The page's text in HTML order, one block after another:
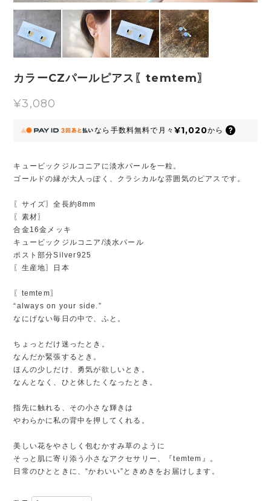
カラーCZパールピアス〖temtem〗
¥3,080
なら 手数料無料で 月々 ¥1,020から
キュービックジルコニアに淡水パールを一粒。
ゴールドの縁が大人っぽく、クラシカルな雰囲気のピアスです。
〖サイズ〗全長約8mm
〖素材〗
合金16金メッキ
キュービックジルコニア/淡水パール
ポスト部分Silver925
〖生産地〗日本
〖temtem〗
“always on your side.”
なにげない毎日の中で、ふと。
ちょっとだけ迷ったとき。
なんだか緊張するとき。
ほんの少しだけ、勇気が欲しいとき。
なんとなく、ひと休したくなったとき。
指先に触れる、その小さな輝きは
やわらかに私の背中を押してくれる。
美しい花をやさしく包むかすみ草のように
そっと肌に寄り添う小さなアクセサリー、『temtem』。
日常のひとときに、“かわいい”ときめきをお届けします。